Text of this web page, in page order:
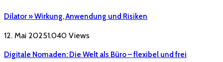
Dilator » Wirkung, Anwendung und Risiken
12. Mai 20251.040 Views
Digitale Nomaden: Die Welt als Büro – flexibel und frei